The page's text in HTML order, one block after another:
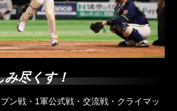
み尽くす！
ン戦・1軍公式戦・交流戦・クライマッ